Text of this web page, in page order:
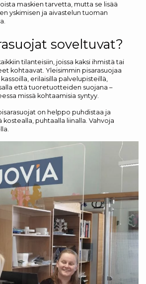
maskien tarvetta, mutta se lisää
yskimisen ja aivastelun tuoman
soveltuvat?
tilanteisiin, joissa kaksi ihmistä tai
kohtaavat. Yleisimmin pisarasuojaa
erilaisilla palvelupisteillä,
että tuoretuotteiden suojana –
missä kohtaamisia syntyy.
on helppo puhdistaa ja
puhtaalla liinalla. Vahvoja